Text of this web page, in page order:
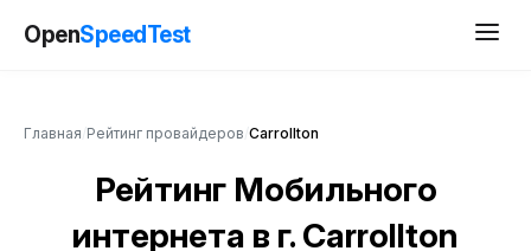
OpenSpeedTest
Главная Рейтинг провайдеров Carrollton
Рейтинг Мобильного
интернета в г. Carrollton